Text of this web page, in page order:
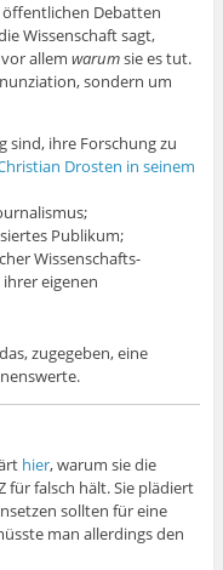
Debatten
Wissenschaft sagt,
allem warumsie es tut.
sondern um
sind, ihre Forschung zu
Drosten in seinem
Publikum;
Wissenschafts­
eigenen
zugegeben, eine
hier, warum sie die
für falsch hält. Sie plädiert
sollten für eine
man allerdings den